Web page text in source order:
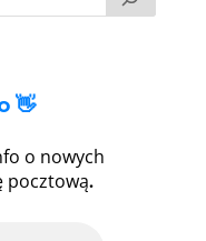
👋
o nowych
pocztową.